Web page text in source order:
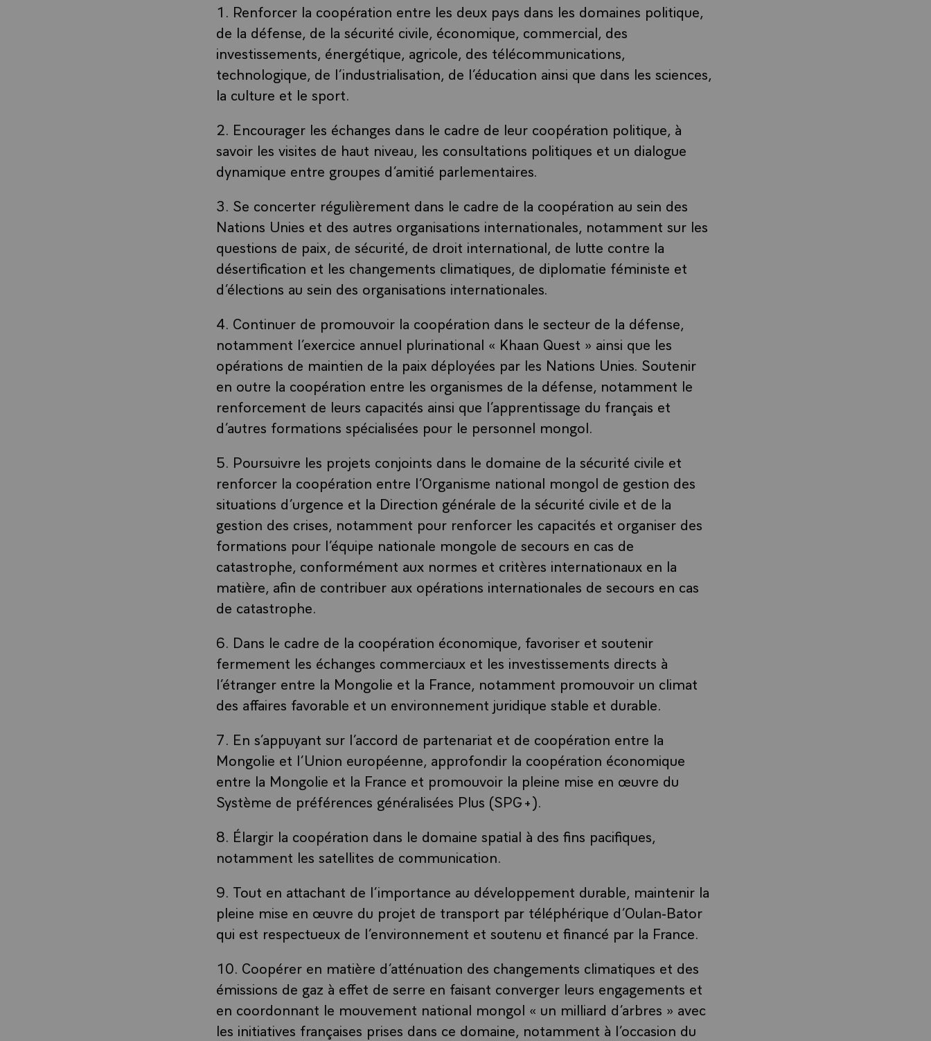
1. Renforcer la coopération entre les deux pays dans les domaines politique,
de la défense, de la sécurité civile, économique, commercial, des
investissements, énergétique, agricole, des télécommunications,
technologique, de l’industrialisation, de l’éducation ainsi que dans les sciences,
la culture et le sport.
2. Encourager les échanges dans le cadre de leur coopération politique, à
savoir les visites de haut niveau, les consultations politiques et un dialogue
dynamique entre groupes d’amitié parlementaires.
3. Se concerter régulièrement dans le cadre de la coopération au sein des
Nations Unies et des autres organisations internationales, notamment sur les
questions de paix, de sécurité, de droit international, de lutte contre la
désertification et les changements climatiques, de diplomatie féministe et
d’élections au sein des organisations internationales.
4. Continuer de promouvoir la coopération dans le secteur de la défense,
notamment l’exercice annuel plurinational « Khaan Quest » ainsi que les
opérations de maintien de la paix déployées par les Nations Unies. Soutenir
en outre la coopération entre les organismes de la défense, notamment le
renforcement de leurs capacités ainsi que l’apprentissage du français et
d’autres formations spécialisées pour le personnel mongol.
5. Poursuivre les projets conjoints dans le domaine de la sécurité civile et
renforcer la coopération entre l’Organisme national mongol de gestion des
situations d’urgence et la Direction générale de la sécurité civile et de la
gestion des crises, notamment pour renforcer les capacités et organiser des
formations pour l’équipe nationale mongole de secours en cas de
catastrophe, conformément aux normes et critères internationaux en la
matière, afin de contribuer aux opérations internationales de secours en cas
de catastrophe.
6. Dans le cadre de la coopération économique, favoriser et soutenir
fermement les échanges commerciaux et les investissements directs à
l’étranger entre la Mongolie et la France, notamment promouvoir un climat
des affaires favorable et un environnement juridique stable et durable.
7. En s’appuyant sur l’accord de partenariat et de coopération entre la
Mongolie et l’Union européenne, approfondir la coopération économique
entre la Mongolie et la France et promouvoir la pleine mise en œuvre du
Système de préférences généralisées Plus (SPG+).
8. Élargir la coopération dans le domaine spatial à des fins pacifiques,
notamment les satellites de communication.
9. Tout en attachant de l’importance au développement durable, maintenir la
pleine mise en œuvre du projet de transport par téléphérique d’Oulan-Bator
qui est respectueux de l’environnement et soutenu et financé par la France.
10. Coopérer en matière d’atténuation des changements climatiques et des
émissions de gaz à effet de serre en faisant converger leurs engagements et
en coordonnant le mouvement national mongol « un milliard d’arbres » avec
les initiatives françaises prises dans ce domaine, notamment à l’occasion du